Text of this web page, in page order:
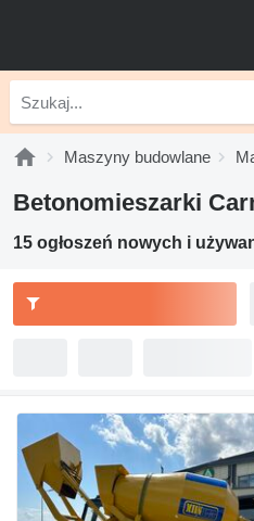
Maszyny budowlane
Betonomieszarki
15 ogłoszeń nowych i